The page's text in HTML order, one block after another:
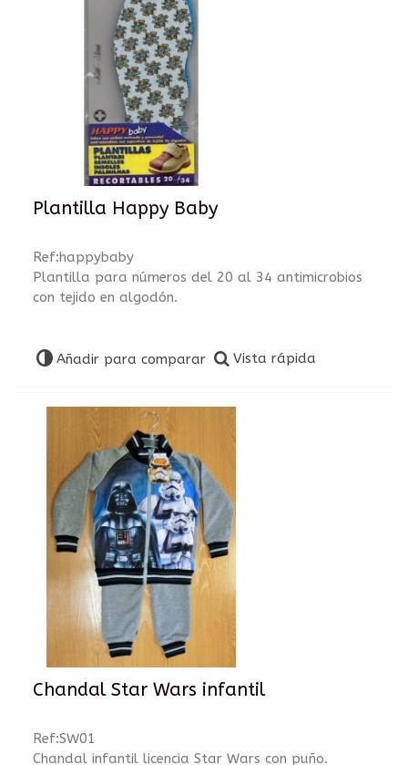
Plantilla Happy Baby
Ref:happybaby
Plantilla para números del 20 al 34 antimicrobios
con tejido en algodón.
Añadir para comparar Vista rápida
Chandal Star Wars infantil
Ref:SW01
Chandal infantil licencia Star Wars con puño.